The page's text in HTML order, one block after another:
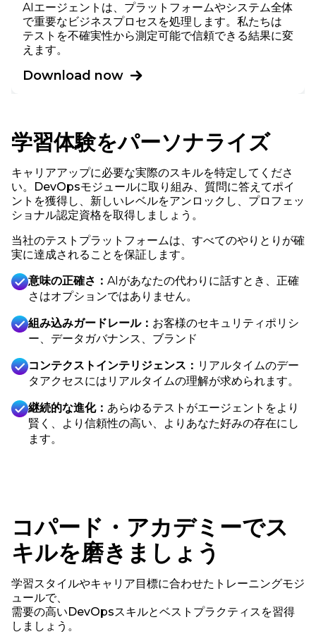
AIエージェントは、プラットフォームやシステム全体
で重要なビジネスプロセスを処理します。私たちは
テストを不確実性から測定可能で信頼できる結果に変
えます。
Download now
学習体験をパーソナライズ
キャリアアップに必要な実際のスキルを特定してくださ
い。DevOpsモジュールに取り組み、質問に答えてポイ
ントを獲得し、新しいレベルをアンロックし、プロフェッ
ショナル認定資格を取得しましょう。
当社のテストプラットフォームは、すべてのやりとりが確
実に達成されることを保証します。
意味の正確さ： AIがあなたの代わりに話すとき、正確
さはオプションではありません。
組み込みガードレール： お客様のセキュリティポリシ
ー、データガバナンス、ブランド
コンテクストインテリジェンス： リアルタイムのデー
タアクセスにはリアルタイムの理解が求められます。
継続的な進化： あらゆるテストがエージェントをより
賢く、より信頼性の高い、よりあなた好みの存在にし
ます。
コパード・アカデミーでス
キルを磨きましょう
学習スタイルやキャリア目標に合わせたトレーニングモジ
ュールで、
需要の高いDevOpsスキルとベストプラクティスを習得
しましょう。